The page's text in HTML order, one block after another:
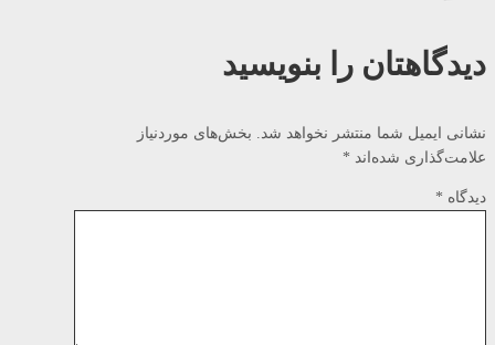
دیدگاهتان را بنویسید
نشانی ایمیل شما منتشر نخواهد شد. بخش‌های موردنیاز
علامت‌گذاری شده‌اند *
دیدگاه *